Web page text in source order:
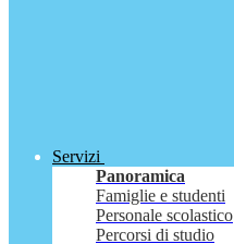
Servizi
Panoramica
Famiglie e studenti
Personale scolastico
Percorsi di studio